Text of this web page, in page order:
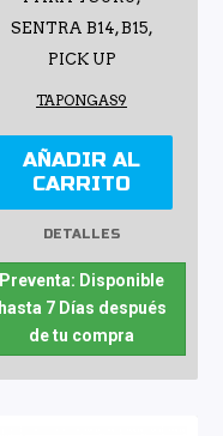
SENTRA B14, B15,
PICK UP
TAPONGAS9
AÑADIR AL
CARRITO
DETALLES
Preventa: Disponible
hasta 7 Días después
de tu compra